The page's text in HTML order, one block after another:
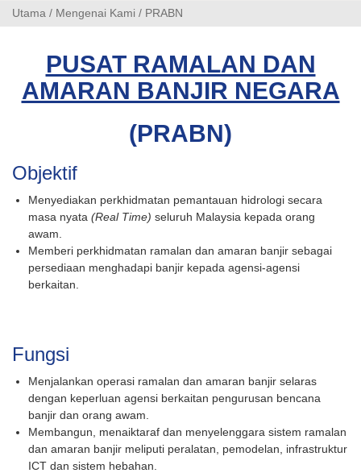
Utama / Mengenai Kami / PRABN
PUSAT RAMALAN DAN
AMARAN BANJIR NEGARA
(PRABN)
Objektif
Menyediakan perkhidmatan pemantauan hidrologi secara
masa nyata (Real Time) seluruh Malaysia kepada orang
awam.
Memberi perkhidmatan ramalan dan amaran banjir sebagai
persediaan menghadapi banjir kepada agensi-agensi
berkaitan.
Fungsi
Menjalankan operasi ramalan dan amaran banjir selaras
dengan keperluan agensi berkaitan pengurusan bencana
banjir dan orang awam.
Membangun, menaiktaraf dan menyelenggara sistem ramalan
dan amaran banjir meliputi peralatan, pemodelan, infrastruktur
ICT dan sistem hebahan.